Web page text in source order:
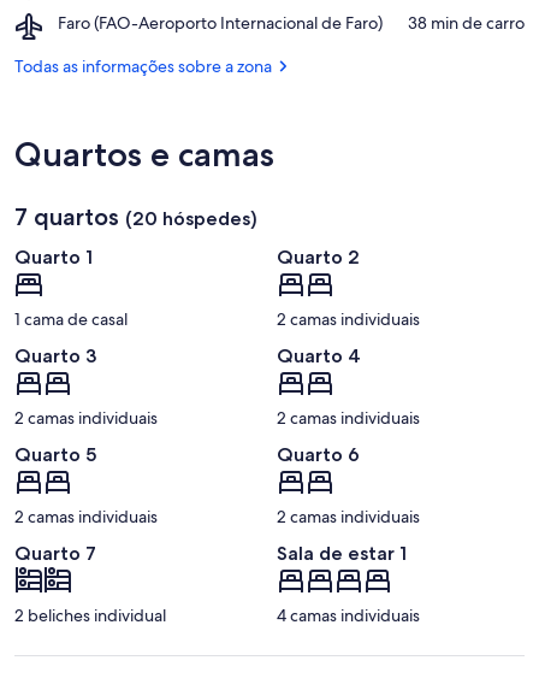
de
Faro (FAO-Aeroporto Internacional de Faro)
Airport,
(FAO-
Faro)
‪38 min de carro‬
Todas as informações sobre a zona
Quartos e camas
7 quartos (20 hóspedes)
Quarto 1
1 cama de casal
Quarto 2
2 camas individuais
Quarto 3
2 camas individuais
Quarto 4
2 camas individuais
Quarto 5
2 camas individuais
Quarto 6
2 camas individuais
Quarto 7
2 beliches individual
Sala de estar 1
4 camas individuais